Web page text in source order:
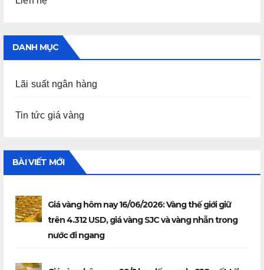
DANH MỤC
Lãi suất ngân hàng
Tin tức giá vàng
BÀI VIẾT MỚI
Giá vàng hôm nay 16/06/2026: Vàng thế giới giữ
trên 4.312 USD, giá vàng SJC và vàng nhẫn trong
nước đi ngang